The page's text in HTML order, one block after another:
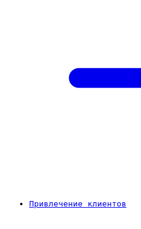
Привлечение клиентов